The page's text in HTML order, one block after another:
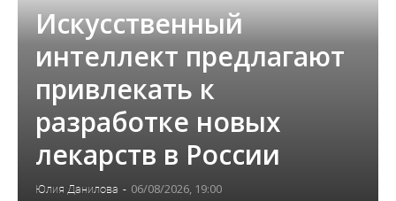
Искусственный
интеллект предлагают
привлекать к
разработке новых
лекарств в России
Юлия Данилова - 06/08/2026, 19:00